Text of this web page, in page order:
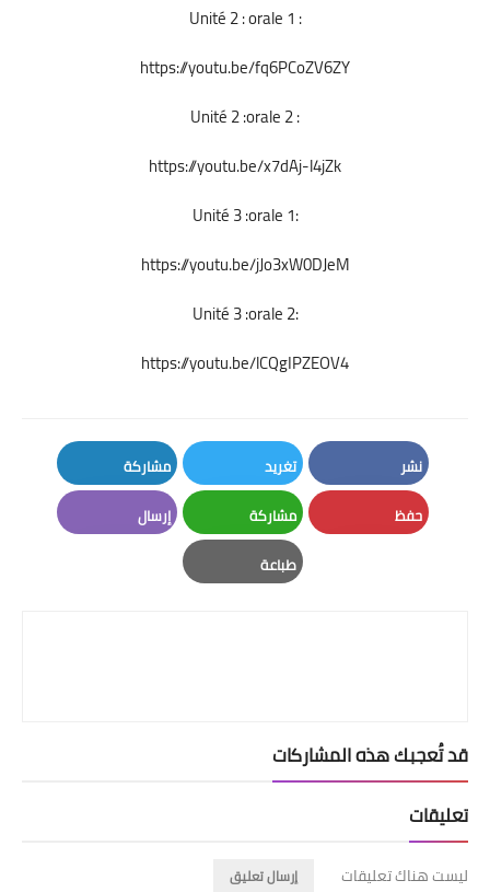
Unité 2 : orale 1 :
https://youtu.be/fq6PCoZV6ZY
Unité 2 :orale 2 :
https://youtu.be/x7dAj-l4jZk
Unité 3 :orale 1:
https://youtu.be/jJo3xW0DJeM
Unité 3 :orale 2:
https://youtu.be/lCQgIPZEOV4
نشر
Facebook
تغريد
Twitter
مشاركة
LinkedIn
حفظ مشاركة
Whatsapp
إرسال
طباعة
قد تُعجبك هذه المشاركات
تعليقات
ليست هناك تعليقات إرسال تعليق